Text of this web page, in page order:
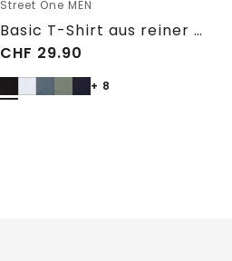
Street One MEN
Basic T-Shirt aus reiner Baumwolle
CHF 29.90
+ 8